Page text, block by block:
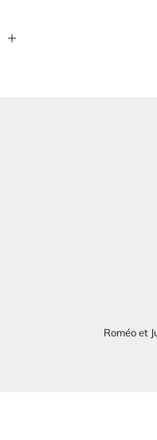
Roméo et